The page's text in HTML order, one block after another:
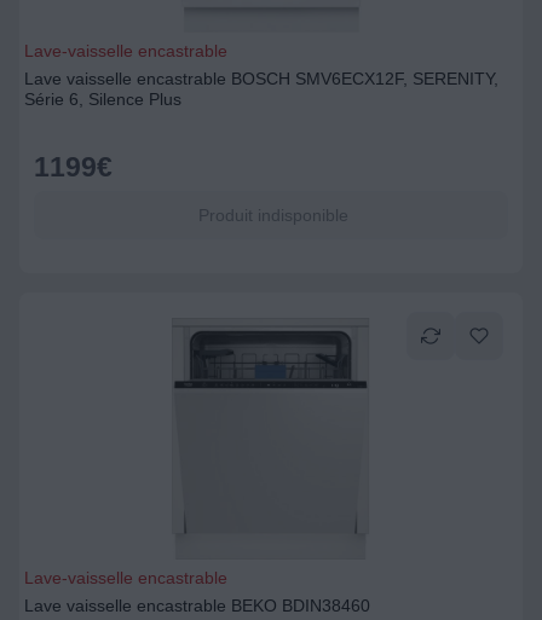
Lave-vaisselle encastrable
Lave vaisselle encastrable BOSCH SMV6ECX12F, SERENITY,
Série 6, Silence Plus
1199€
Produit indisponible
Lave-vaisselle encastrable
Lave vaisselle encastrable BEKO BDIN38460